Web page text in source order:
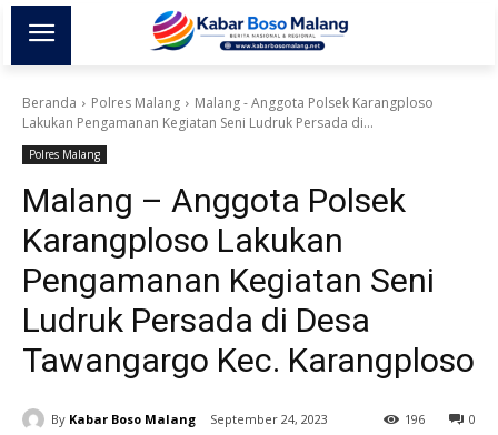
Beranda Polres Malang
Malang - Anggota Polsek Karangploso
Lakukan Pengamanan Kegiatan Seni Ludruk Persada di...
Polres Malang
Malang – Anggota Polsek
Karangploso Lakukan
Pengamanan Kegiatan Seni
Ludruk Persada di Desa
Tawangargo Kec. Karangploso
By Kabar Boso Malang September 24, 2023 0
196